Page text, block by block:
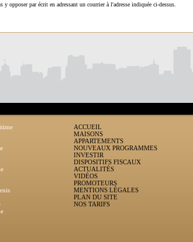
opposer par écrit en adressant un courrier à l'adresse indiquée ci-dessus.
ACCUEIL
MAISONS
APPARTEMENTS
NOUVEAUX PROGRAMMES
INVESTIR
DISPOSITIFS FISCAUX
ACTUALITÉS
VIDÉOS
PROMOTEURS
MENTIONS LÉGALES
PLAN DU SITE
NOS TARIFS